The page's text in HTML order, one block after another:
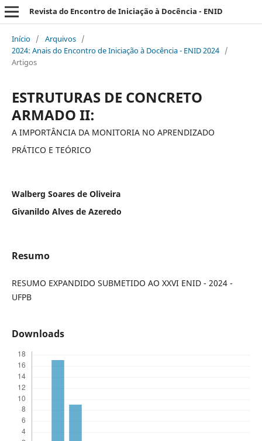
Revista do Encontro de Iniciação à Docência - ENID
Início / Arquivos /
2024: Anais do Encontro de Iniciação à Docência - ENID 2024 /
Artigos
ESTRUTURAS DE CONCRETO
ARMADO II:
A IMPORTÂNCIA DA MONITORIA NO APRENDIZADO
PRÁTICO E TEÓRICO
Walberg Soares de Oliveira
Givanildo Alves de Azeredo
Resumo
RESUMO EXPANDIDO SUBMETIDO AO XXVI ENID - 2024 -
UFPB
Downloads